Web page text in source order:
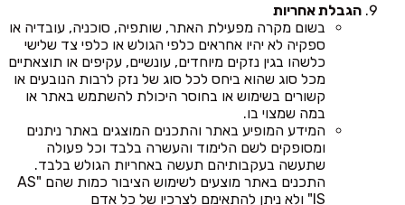
הגבלת אחריות
בשום מקרה מפעילת האתר, שותפיה, סוכניה, עובדיה או
ספקיה לא יהיו אחראים כלפי הגולש או כלפי צד שלישי
כלשהו בגין נזקים מיוחדים, עונשיים, עקיפים או תוצאתיים
מכל סוג שהוא ביחס לכל סוג של נזק לרבות הנובעים או
קשורים בשימוש או בחוסר היכולת להשתמש באתר או
במה שמצוי בו.
המידע המופיע באתר והתכנים המוצגים באתר ניתנים
ומסופקים לשם הלימוד והעשרה בלבד וכל פעולה
שתעשה בעקבותיהם תעשה באחריות הגולש בלבד.
התכנים באתר מוצעים לשימוש הציבור כמות שהם "AS
IS" ולא ניתן להתאימם לצרכיו של כל אדם